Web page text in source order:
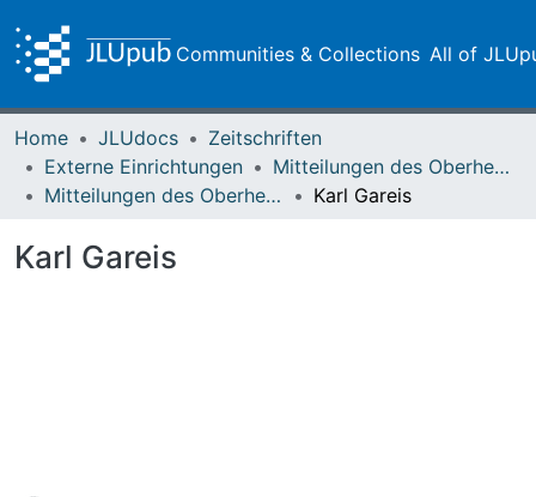
Communities & Collections All of
Home JLUdocs
Zeitschriften
Externe Einrichtungen
Mitteilungen des Oberhessischen Geschichtsvereins Gießen
Mitteilungen des Oberhessischen Geschichtsvereins Gießen Vol. 026 (1925)
Karl Gareis
Karl Gareis